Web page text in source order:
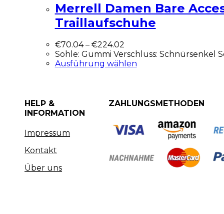
Merrell Damen Bare
Traillaufschuhe
€70.04– €224.02
Sohle: Gummi Verschluss: Schnürsenkel
Ausführung wählen
HELP &
INFORMATION
Impressum
Kontakt
Über uns
ZAHLUNGSMETHODEN